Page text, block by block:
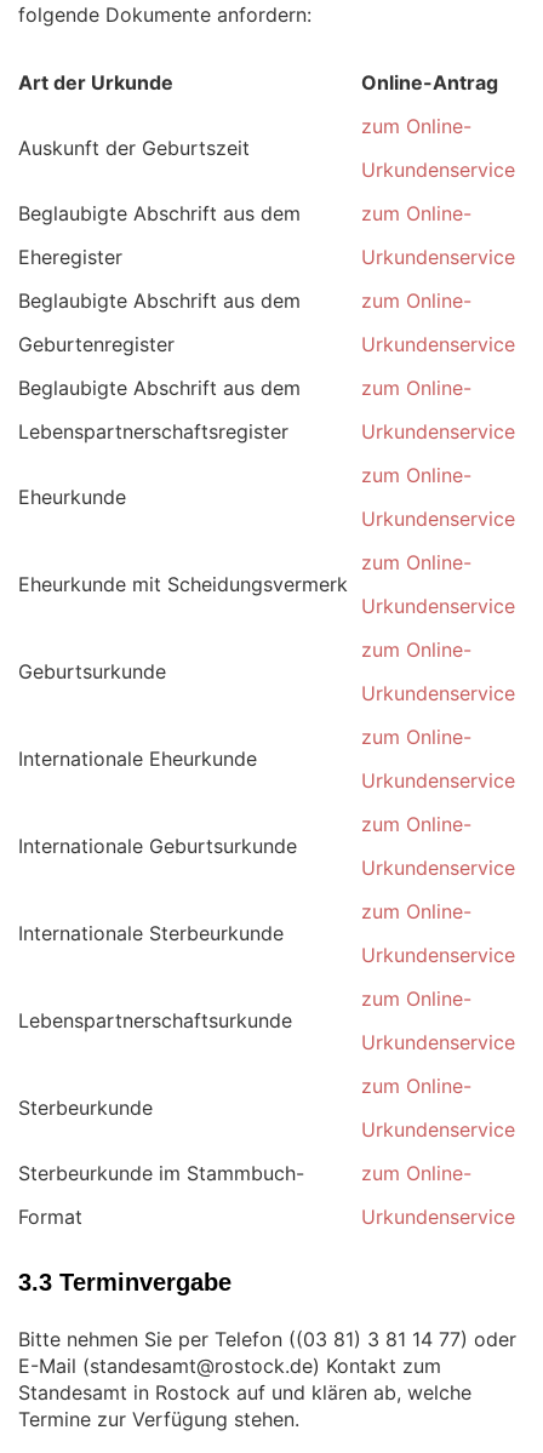
folgende Dokumente anfordern:
Art der Urkunde Online-Antrag
Auskunft der Geburtszeit
zum Online-
Urkundenservice
Beglaubigte Abschrift aus dem
Eheregister
zum Online-
Urkundenservice
Beglaubigte Abschrift aus dem
Geburtenregister
zum Online-
Urkundenservice
Beglaubigte Abschrift aus dem
Lebenspartnerschaftsregister
zum Online-
Urkundenservice
Eheurkunde
zum Online-
Urkundenservice
Eheurkunde mit Scheidungsvermerk
zum Online-
Urkundenservice
Geburtsurkunde
zum Online-
Urkundenservice
Internationale Eheurkunde
zum Online-
Urkundenservice
Internationale Geburtsurkunde
zum Online-
Urkundenservice
Internationale Sterbeurkunde
zum Online-
Urkundenservice
Lebenspartnerschaftsurkunde
zum Online-
Urkundenservice
Sterbeurkunde
zum Online-
Urkundenservice
Sterbeurkunde im Stammbuch-
Format
zum Online-
Urkundenservice
3.3 Terminvergabe
Bitte nehmen Sie per Telefon (
) oder
E-Mail (
) Kontakt zum
Standesamt in Rostock auf und klären ab, welche
Termine zur Verfügung stehen.